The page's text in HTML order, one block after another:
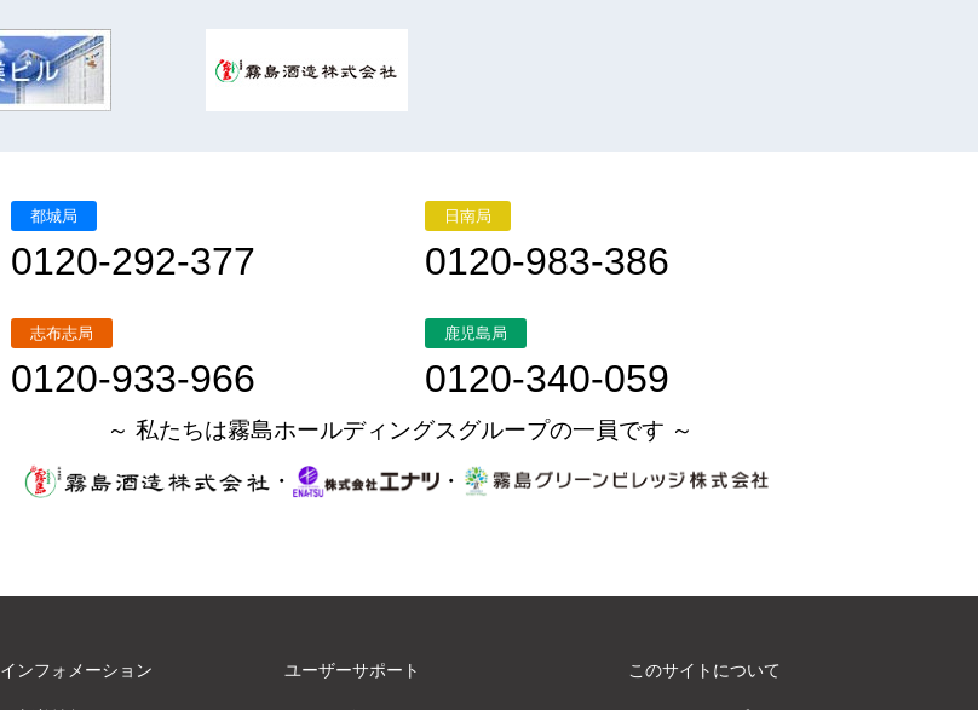
都城局
0120-292-377
日南局
0120-983-386
志布志局
0120-933-966
鹿児島局
0120-340-059
～ 私たちは霧島ホールディングスグループの一員です ～
・
・
インフォメーション ユーザーサポート このサイトについて